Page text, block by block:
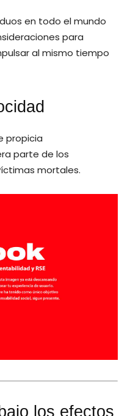
en todo el mundo
para
al mismo tiempo
propicia
parte de los
mortales.
los efectos